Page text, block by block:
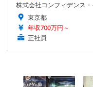
株式会社コンフィデンス
東京都
年収700万円～
正社員